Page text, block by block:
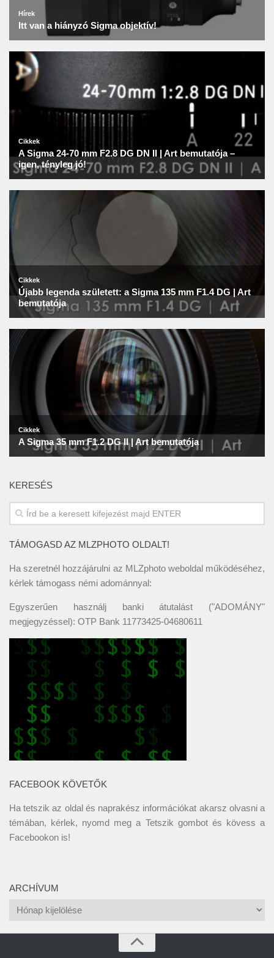
KERESÉS
TÁMOGASD AZ MLZPHOTO OLDALT!
Ha szeretnél hozzájárulni az MLZphoto weboldal működéséhez,
kérlek támogass némi adománnyal:
Egyszerűen használj banki átutalást ("ADOMÁNY"
megjegyzéssel): OTP Bank 11773425-04680611
FACEBOOK KÖVETŐK
Ha tetszik az oldal és naprakész információkat akarsz olvasni a
témában, kérlek, nyomd meg a Tetszik gombot és kövess a
Facebookon is!
ARCHÍVUM
Archívum